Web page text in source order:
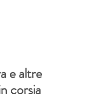
e altre
corsia